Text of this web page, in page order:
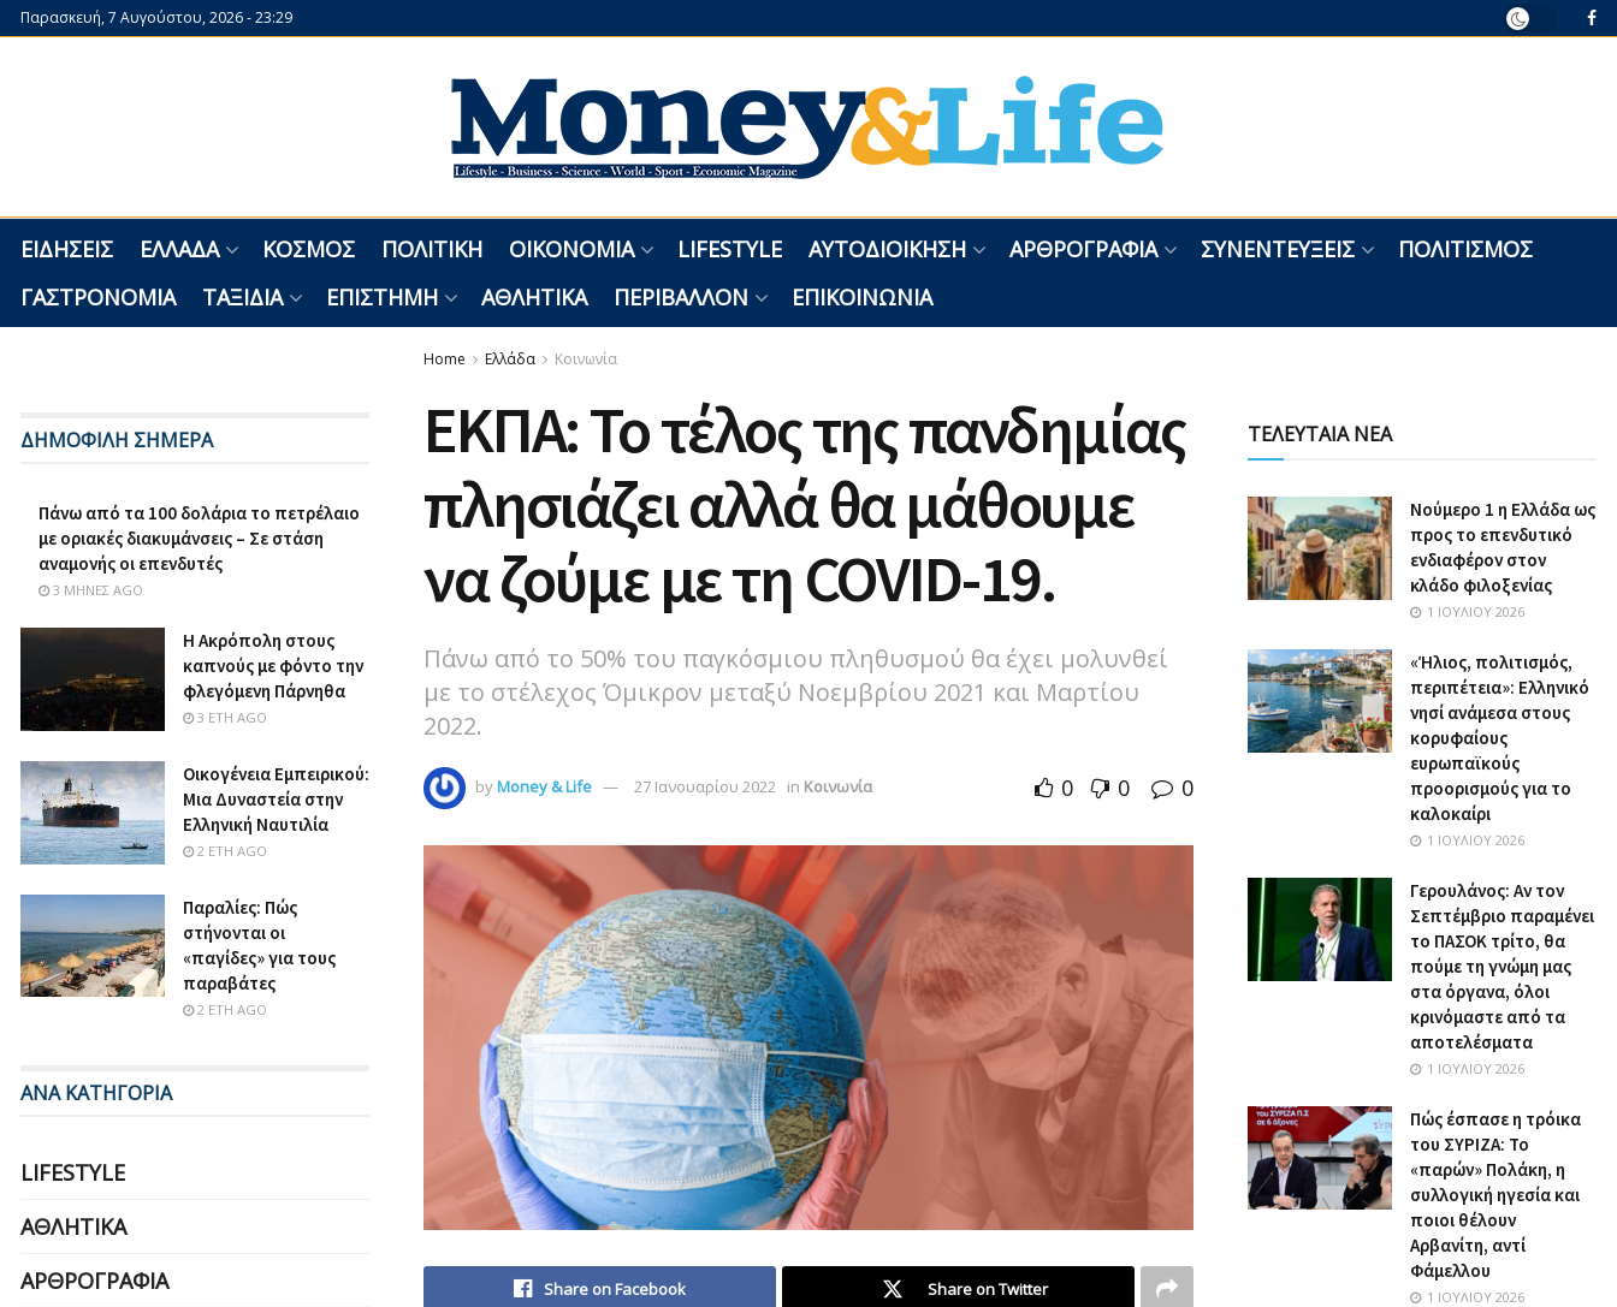
Παρασκευή, 7 Αυγούστου, 2026 - 23:29
ΕΙΔΉΣΕΙΣ ΕΛΛΆΔΑ ΚΌΣΜΟΣ ΠΟΛΙΤΙΚΉ ΟΙΚΟΝΟΜΊΑ LIFESTYLE ΑΥΤΟΔΙΟΊΚΗΣΗ ΑΡΘΡΟΓΡΑΦΊΑ ΣΥΝΕΝΤΕΎΞΕΙΣ
ΠΟΛΙΤΙΣΜΌΣ
ΓΑΣΤΡΟΝΟΜΊΑ
ΤΑΞΊΔΙΑ ΕΠΙΣΤΉΜΗ ΑΘΛΗΤΙΚΆ ΠΕΡΙΒΆΛΛΟΝ ΕΠΙΚΟΙΝΩΝΊΑ
Home Ελλάδα Κοινωνία
ΕΚΠΑ: Το τέλος της πανδημίας
πλησιάζει αλλά θα μάθουμε
να ζούμε με τη COVID-19.
Πάνω από το 50% του παγκόσμιου πληθυσμού θα έχει μολυνθεί
με το στέλεχος Όμικρον μεταξύ Νοεμβρίου 2021 και Μαρτίου
2022.
byMoney & Life 27 Ιανουαρίου 2022 in Κοινωνία 0 0 0
Share on Facebook Share on Twitter
ΔΗΜΟΦΙΛΗ ΣΗΜΕΡΑ
Πάνω από τα 100 δολάρια το πετρέλαιο
με οριακές διακυμάνσεις – Σε στάση
αναμονής οι επενδυτές
3 ΜΉΝΕΣ AGO
Η Ακρόπολη στους
καπνούς με φόντο την
φλεγόμενη Πάρνηθα
3 ΈΤΗ AGO
Οικογένεια Εμπειρικού:
Μια Δυναστεία στην
Ελληνική Ναυτιλία
2 ΈΤΗ AGO
Παραλίες: Πώς
στήνονται οι
«παγίδες» για τους
παραβάτες
2 ΈΤΗ AGO
ΑΝΑ ΚΑΤΗΓΟΡΙΑ
LIFESTYLE
ΑΘΛΗΤΙΚΆ
ΑΡΘΡΟΓΡΑΦΊΑ
ΤΕΛΕΥΤΑΙΑ ΝΕΑ
Nούμερο 1 η Ελλάδα ως
προς το επενδυτικό
ενδιαφέρον στον
κλάδο φιλοξενίας
1 ΙΟΥΛΊΟΥ 2026
«Ήλιος, πολιτισμός,
περιπέτεια»: Ελληνικό
νησί ανάμεσα στους
κορυφαίους
ευρωπαϊκούς
προορισμούς για το
καλοκαίρι
1 ΙΟΥΛΊΟΥ 2026
Γερουλάνος: Αν τον
Σεπτέμβριο παραμένει
το ΠΑΣΟΚ τρίτο, θα
πούμε τη γνώμη μας
στα όργανα, όλοι
κρινόμαστε από τα
αποτελέσματα
1 ΙΟΥΛΊΟΥ 2026
Πώς έσπασε η τρόικα
του ΣΥΡΙΖΑ: Το
«παρών» Πολάκη, η
συλλογική ηγεσία και
ποιοι θέλουν
Αρβανίτη, αντί
Φάμελλου
1 ΙΟΥΛΊΟΥ 2026